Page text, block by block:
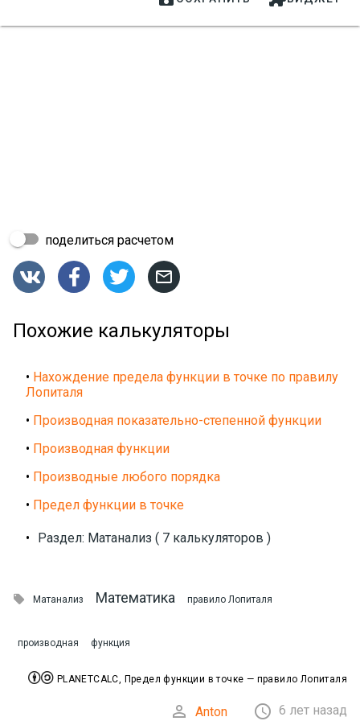
поделиться расчетом
   
Похожие калькуляторы
• Нахождение предела функции в точке по правилу
Лопиталя
• Производная показательно-степенной функции
• Производная функции
• Производные любого порядка
• Предел функции в точке
• Раздел: Матанализ ( 7 калькуляторов )
 Матанализ Математика правило Лопиталя
производная функция
 PLANETCALC, Предел функции в точке — правило Лопиталя
 Anton  6 лет назад